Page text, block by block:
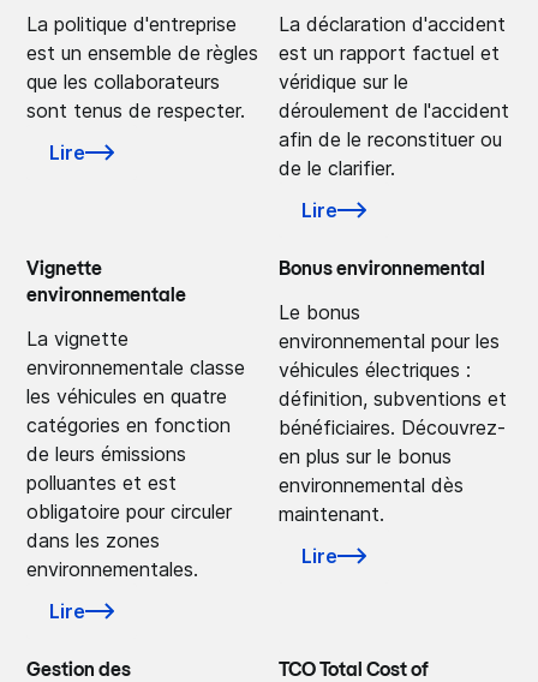
La politique d'entreprise
est un ensemble de règles
que les collaborateurs
sont tenus de respecter.
Lire
La déclaration d'accident
est un rapport factuel et
véridique sur le
déroulement de l'accident
afin de le reconstituer ou
de le clarifier.
Lire
Vignette
environnementale
La vignette
environnementale classe
les véhicules en quatre
catégories en fonction
de leurs émissions
polluantes et est
obligatoire pour circuler
dans les zones
environnementales.
Lire
Bonus environnemental
Le bonus
environnemental pour les
véhicules électriques :
définition, subventions et
bénéficiaires. Découvrez-
en plus sur le bonus
environnemental dès
maintenant.
Lire
Gestion des
TCO Total Cost of